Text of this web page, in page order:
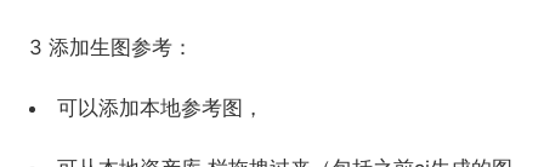
3 添加生图参考：
可以添加本地参考图，